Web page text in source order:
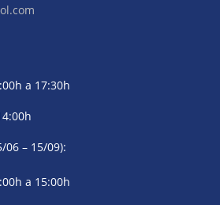
a 17:30h
06 – 15/09):
a 15:00h